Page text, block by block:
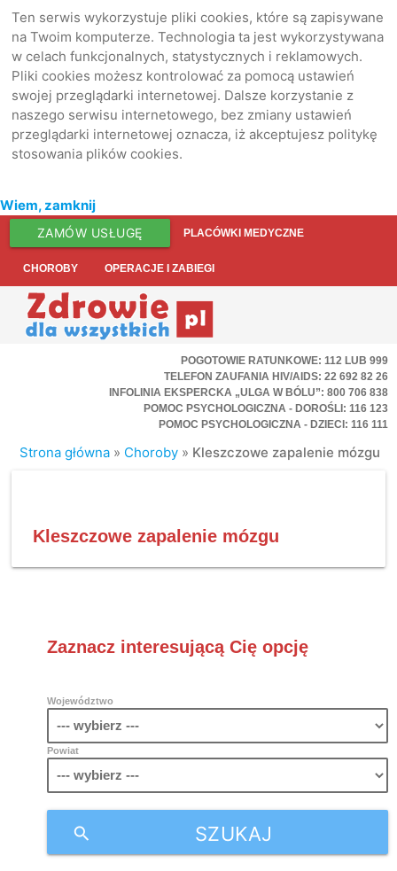
Ten serwis wykorzystuje pliki cookies, które są zapisywane
na Twoim komputerze. Technologia ta jest wykorzystywana
w celach funkcjonalnych, statystycznych i reklamowych.
Pliki cookies możesz kontrolować za pomocą ustawień
swojej przeglądarki internetowej. Dalsze korzystanie z
naszego serwisu internetowego, bez zmiany ustawień
przeglądarki internetowej oznacza, iż akceptujesz politykę
stosowania plików cookies.
Wiem, zamknij
ZAMÓW USŁUGĘ PLACÓWKI MEDYCZNE
CHOROBY OPERACJE I ZABIEGI
POGOTOWIE RATUNKOWE: 112 LUB 999
TELEFON ZAUFANIA HIV/AIDS: 22 692 82 26
INFOLINIA EKSPERCKA „ULGA W BÓLU”: 800 706 838
POMOC PSYCHOLOGICZNA - DOROŚLI: 116 123
POMOC PSYCHOLOGICZNA - DZIECI: 116 111
Strona główna » Choroby » Kleszczowe zapalenie mózgu
Kleszczowe zapalenie mózgu
Zaznacz interesującą Cię opcję
Województwo
Powiat
SZUKAJ
search